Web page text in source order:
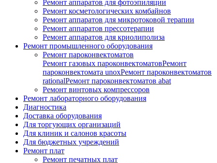
Ремонт аппаратов для фотоэпиляции
Ремонт косметологических комбайнов
Ремонт аппаратов для микротоковой терапии
Ремонт аппаратов прессотерапии
Ремонт аппаратов для криолиполиза
Ремонт промышленного оборудования
Ремонт пароконвектоматов
Ремонт газовых пароконвектоматовРемонт
пароконвектомата unoxРемонт пароконвектоматов
rationalРемонт пароконвектоматов abat
Ремонт винтовых компрессоров
Ремонт лабораторного оборудования
Диагностика
Доставка оборудования
Для торгующих организаций
Для клиник и салонов красоты
Для бюджетных учреждений
Ремонт плат
Ремонт печатных плат